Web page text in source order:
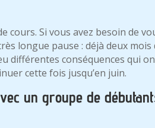
cours. Si vous avez besoin de
longue pause : déjà deux
différentes conséquences qui
cette fois jusqu’en juin.
un groupe de